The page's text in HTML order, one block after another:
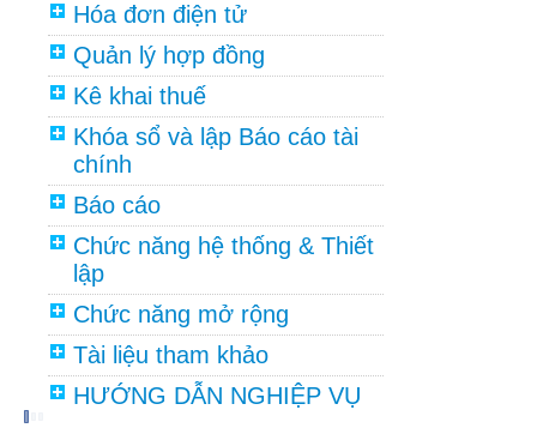
Hóa đơn điện tử
Quản lý hợp đồng
Kê khai thuế
Khóa sổ và lập Báo cáo tài
chính
Báo cáo
Chức năng hệ thống & Thiết
lập
Chức năng mở rộng
Tài liệu tham khảo
HƯỚNG DẪN NGHIỆP VỤ